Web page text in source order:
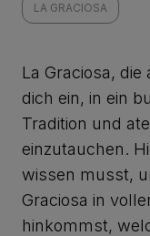
LA GRACIOSA
La Graciosa,
dich ein, in ein
Tradition und
einzutauchen.
wissen musst,
Graciosa in
hinkommst,